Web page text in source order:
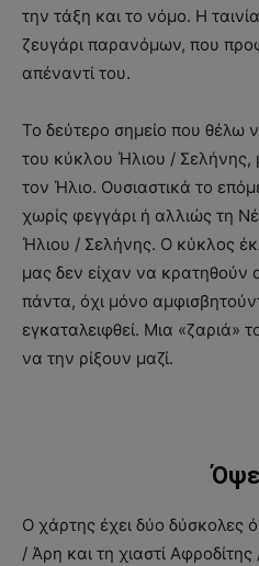
την τάξη και το νόμο. Η
ζευγάρι παρανόμων, που
απέναντί του.
Το δεύτερο σημείο που θέλω
του κύκλου Ήλιου / Σελήνης,
τον Ήλιο. Ουσιαστικά το
χωρίς φεγγάρι ή αλλιώς τη
Ήλιου / Σελήνης. Ο κύκλος
μας δεν είχαν να κρατηθούν
πάντα, όχι μόνο
εγκαταλειφθεί. Μια «ζαριά»
να την ρίξουν μαζί.
Ο χάρτης έχει δύο δύσκολες
/ Άρη και τη χιαστί